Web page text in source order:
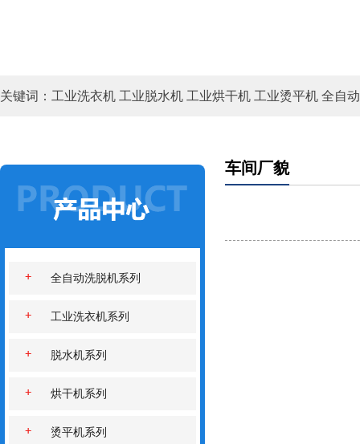
关键词：工业洗衣机 工业脱水机 工业烘干机 工业烫平机 全自
全自动洗脱机系列
工业洗衣机系列
脱水机系列
烘干机系列
烫平机系列
车间厂貌